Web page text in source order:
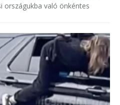
országukba való önkéntes